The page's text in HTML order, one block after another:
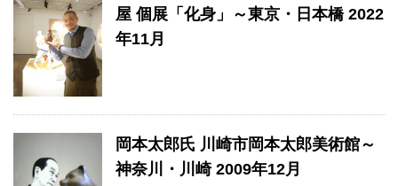
屋 個展「化身」～東京・日本橋 2022
年11月
岡本太郎氏 川崎市岡本太郎美術館～
神奈川・川崎 2009年12月